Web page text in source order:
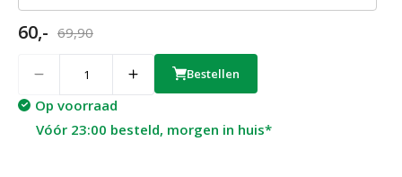
60,- 69,90
Bestellen
Op voorraad
Vóór 23:00 besteld, morgen in huis*